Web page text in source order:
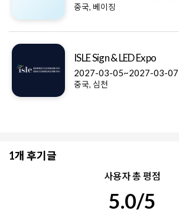
중국, 베이징
ISLE Sign & LED Expo
2027-03-05~2027-03-07
중국, 심천
1개 후기글
사용자 총 평점
5.0/5